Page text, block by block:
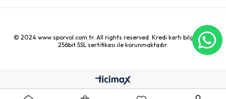
© 2024 www.sporvol.com.tr. All rights reserved. Kredi kartı bilgileriniz
256bit SSL sertifikası ile korunmaktadır.